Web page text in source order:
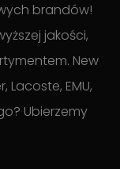
brandów!
jakości,
New
Lacoste, EMU,
Ubierzemy